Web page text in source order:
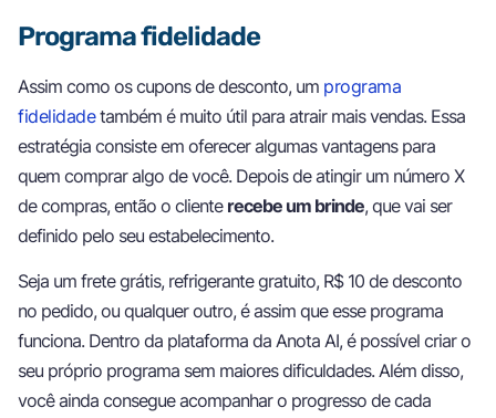
Programa fidelidade
Assim como os cupons de desconto, um programa
fidelidadetambém é muito útil para atrair mais vendas. Essa
estratégia consiste em oferecer algumas vantagens para
quem comprar algo de você. Depois de atingir um número X
de compras, então o cliente recebe um brinde, que vai ser
definido pelo seu estabelecimento.
Seja um frete grátis, refrigerante gratuito, R$ 10 de desconto
no pedido, ou qualquer outro, é assim que esse programa
funciona. Dentro da plataforma da Anota AI, é possível criar o
seu próprio programa sem maiores dificuldades. Além disso,
você ainda consegue acompanhar o progresso de cada